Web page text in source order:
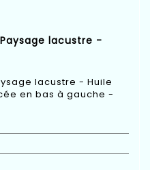
Paysage lacustre -
lacustre - Huile
en bas à gauche -